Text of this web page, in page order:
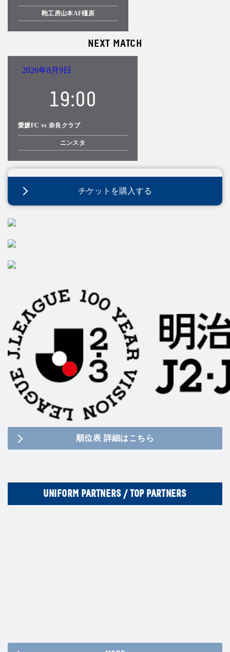
鞄工房山本AF橿原
NEXT MATCH
2026年8月9日
19:00
ニンスタ
愛媛FC vs 奈良クラブ
チケットを購入する
順位表 詳細はこちら
UNIFORM PARTNERS / TOP PARTNERS